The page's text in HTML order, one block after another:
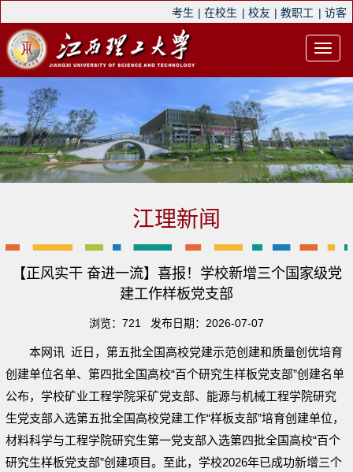
考生 | 在校生 | 校友 | 教职工 | 访客
江理新闻
【正风实干 奋进一流】喜报！学校新增三个国家级党
建工作样板党支部
浏览： 721 发布日期：2026-07-07
本网讯 近日，第五批全国高校党建示范创建和质量创优培育
创建单位名单、第四批全国高校“百个研究生样板党支部”创建名单
公布，学校矿业工程学院采矿党支部、能源与机械工程学院研究
生党支部入选第五批全国高校党建工作“样板支部”培育创建单位，
材料科学与工程学院研究生第一党支部入选第四批全国高校“百个
研究生样板党支部”创建项目。至此，学校2026年已成功新增三个